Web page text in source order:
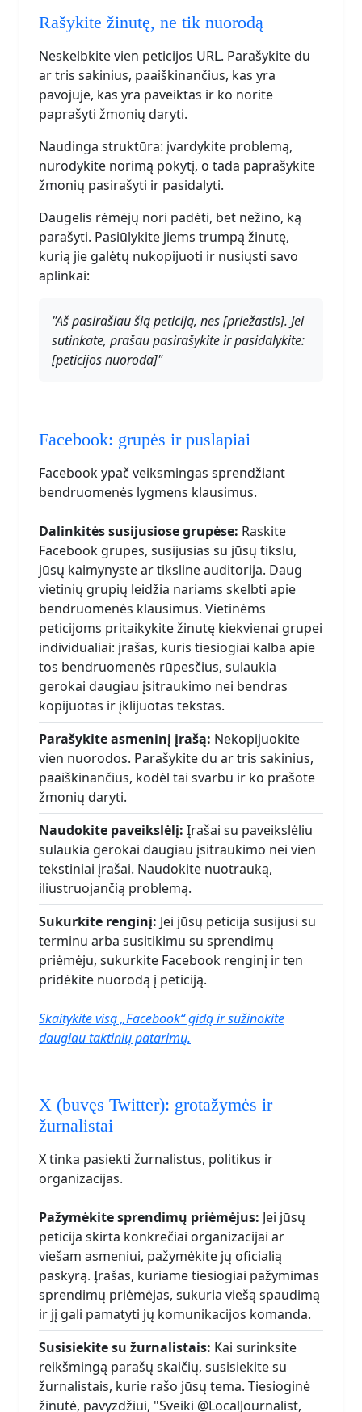
Rašykite žinutę, ne tik nuorodą
Neskelbkite vien peticijos URL. Parašykite du
ar tris sakinius, paaiškinančius, kas yra
pavojuje, kas yra paveiktas ir ko norite
paprašyti žmonių daryti.
Naudinga struktūra: įvardykite problemą,
nurodykite norimą pokytį, o tada paprašykite
žmonių pasirašyti ir pasidalyti.
Daugelis rėmėjų nori padėti, bet nežino, ką
parašyti. Pasiūlykite jiems trumpą žinutę,
kurią jie galėtų nukopijuoti ir nusiųsti savo
aplinkai:
"Aš pasirašiau šią peticiją, nes [priežastis]. Jei
sutinkate, prašau pasirašykite ir pasidalykite:
[peticijos nuoroda]"
Facebook: grupės ir puslapiai
Facebook ypač veiksmingas sprendžiant
bendruomenės lygmens klausimus.
Dalinkitės susijusiose grupėse: Raskite
Facebook grupes, susijusias su jūsų tikslu,
jūsų kaimynyste ar tiksline auditorija. Daug
vietinių grupių leidžia nariams skelbti apie
bendruomenės klausimus. Vietinėms
peticijoms pritaikykite žinutę kiekvienai grupei
individualiai: įrašas, kuris tiesiogiai kalba apie
tos bendruomenės rūpesčius, sulaukia
gerokai daugiau įsitraukimo nei bendras
kopijuotas ir įklijuotas tekstas.
Parašykite asmeninį įrašą: Nekopijuokite
vien nuorodos. Parašykite du ar tris sakinius,
paaiškinančius, kodėl tai svarbu ir ko prašote
žmonių daryti.
Naudokite paveikslėlį: Įrašai su paveikslėliu
sulaukia gerokai daugiau įsitraukimo nei vien
tekstiniai įrašai. Naudokite nuotrauką,
iliustruojančią problemą.
Sukurkite renginį: Jei jūsų peticija susijusi su
terminu arba susitikimu su sprendimų
priėmėju, sukurkite Facebook renginį ir ten
pridėkite nuorodą į peticiją.
Skaitykite visą „Facebook“ gidą ir sužinokite
daugiau taktinių patarimų.
X (buvęs Twitter): grotažymės ir
žurnalistai
X tinka pasiekti žurnalistus, politikus ir
organizacijas.
Pažymėkite sprendimų priėmėjus: Jei jūsų
peticija skirta konkrečiai organizacijai ar
viešam asmeniui, pažymėkite jų oficialią
paskyrą. Įrašas, kuriame tiesiogiai pažymimas
sprendimų priėmėjas, sukuria viešą spaudimą
ir jį gali pamatyti jų komunikacijos komanda.
Susisiekite su žurnalistais: Kai surinksite
reikšmingą parašų skaičių, susisiekite su
žurnalistais, kurie rašo jūsų tema. Tiesioginė
žinutė, pavyzdžiui, "Sveiki @LocalJournalist,